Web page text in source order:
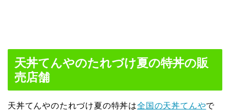
天丼てんやのたれづけ夏の特丼の販
売店舗
天丼てんやのたれづけ夏の特丼は全国の天丼てんやで